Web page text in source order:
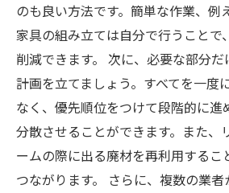
のも良い方法です。簡単な作業、例
家具の組み立ては自分で行うことで
削減できます。 次に、必要な部分
計画を立てましょう。すべてを一度
なく、優先順位をつけて段階的に進
分散させることができます。また、
ームの際に出る廃材を再利用するこ
つながります。 さらに、複数の業